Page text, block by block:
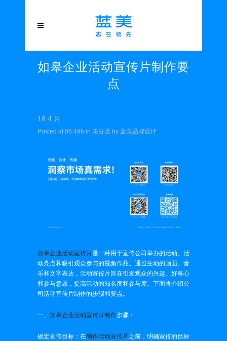
如皋企业活动宣传片制作要
点
18 4 月
Posted at 06:49h in 未分类 by 蓝美品牌设计
如皋企业活动宣传片是一种用于宣传公司举办的活动、活
动亮点和吸引观众参与的视频作品。通过生动的画面、音
乐和文字表达，活动宣传片旨在引发观众的兴趣、好奇心
和参与意愿，提高活动的知名度和参与度。下面将介绍公
司活动宣传片制作的步骤和要点。
一、 如皋企业活动宣传片制作步骤：
确定宣传目标：在制作活动宣传片之前，明确宣传的目标